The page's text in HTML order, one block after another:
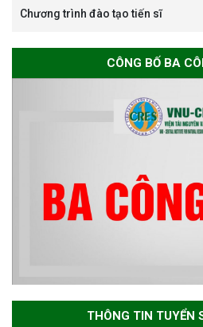
Thông
bổng
ban
sơ
dự
Thông
đủ
trình
Chương trình đào tạo tiến sĩ
CÔNG BỐ BA
THÔNG TIN TUYỂN